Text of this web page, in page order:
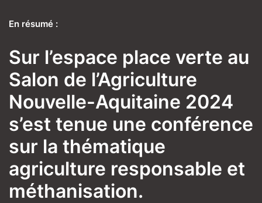
En résumé :
Sur l’espace place verte au
Salon de l’Agriculture
Nouvelle-Aquitaine 2024
s’est tenue une conférence
sur la thématique
agriculture responsable et
méthanisation.